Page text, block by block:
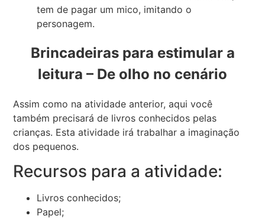
tem de pagar um mico, imitando o
personagem.
Brincadeiras para estimular a
leitura – De olho no cenário
Assim como na atividade anterior, aqui você
também precisará de livros conhecidos pelas
crianças. Esta atividade irá trabalhar a imaginação
dos pequenos.
Recursos para a atividade:
Livros conhecidos;
Papel;